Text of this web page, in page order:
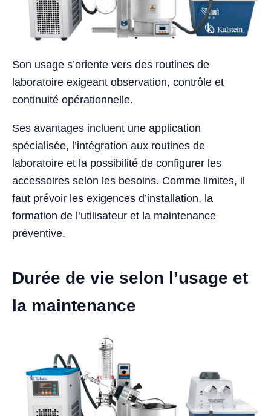
Son usage s’oriente vers des routines de
laboratoire exigeant observation, contrôle et
continuité opérationnelle.
Ses avantages incluent une application
spécialisée, l’intégration aux routines de
laboratoire et la possibilité de configurer les
accessoires selon les besoins. Comme limites, il
faut prévoir les exigences d’installation, la
formation de l’utilisateur et la maintenance
préventive.
Durée de vie selon l’usage et
la maintenance